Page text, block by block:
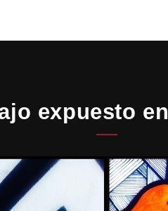
expuesto en